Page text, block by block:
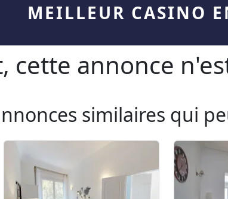
MEILLEUR CASINO
cette annonce
similaires qui